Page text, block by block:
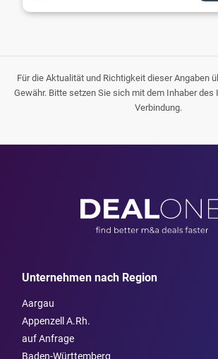
Für die Aktualität und Richtigkeit dieser Angaben
Gewähr. Bitte setzen Sie sich mit dem Inhaber
Verbindung.
Unternehmen nach Region
Aargau
Appenzell A.Rh.
auf Anfrage
Baden-Württemberg